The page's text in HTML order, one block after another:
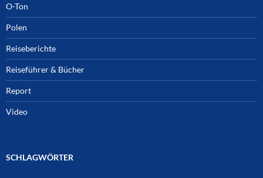
O-Ton
Polen
Reiseberichte
Reiseführer & Bücher
Report
Video
SCHLAGWÖRTER